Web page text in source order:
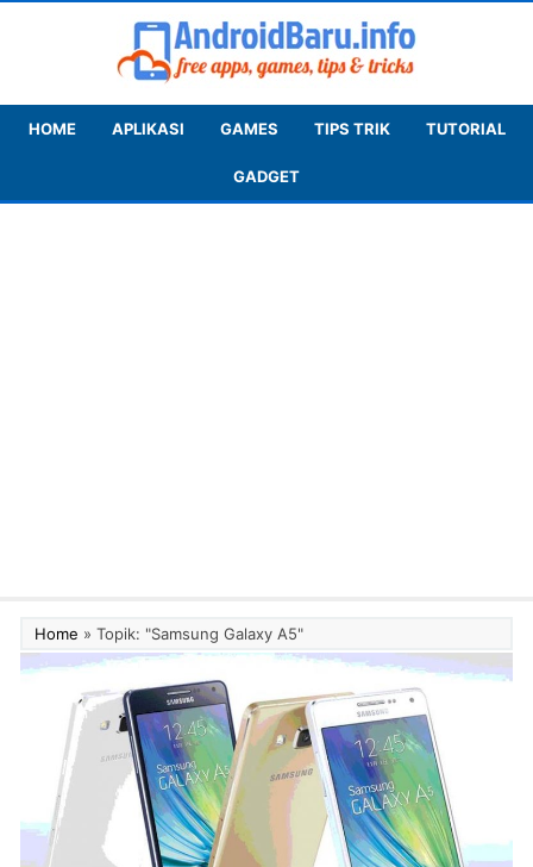
HOME APLIKASI GAMES TIPS TRIK TUTORIAL
GADGET
Home » Topik: "Samsung Galaxy A5"